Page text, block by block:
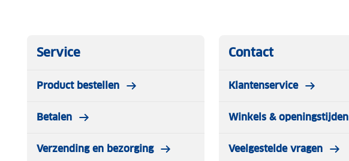
Service
Product bestellen
Betalen
Verzending en bezorging
Contact
Klantenservice
Winkels & openingstijden
Veelgestelde vragen